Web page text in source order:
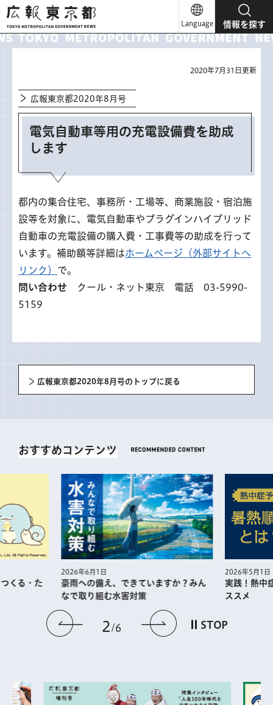
広報東京都
Language 情報を探す
2020年7月31日更新
広報東京都2020年8月号
電気自動車等用の充電設備費を助成
します
都内の集合住宅、事務所・工場等、商業施設・宿泊施
設等を対象に、電気自動車やプラグインハイブリッド
自動車の充電設備の購入費・工事費等の助成を行って
います。補助額等詳細はホームページ（外部サイトへ
リンク） で。
問い合わせ クール・ネット東京 電話 03-5990-
5159
広報東京都2020年8月号のトップに戻る
おすすめコンテンツ
前のスライドを表示
2 6 次のスライドを
STOP
くる・た
2026年6月1日
豪雨への備え、できていますか？みん
なで取り組む水害対策
2026年5月1日
実践！熱中
ススメ